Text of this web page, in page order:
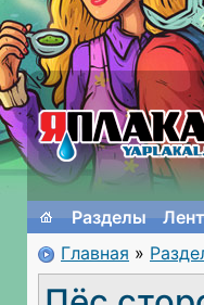
Разделы
Главная »